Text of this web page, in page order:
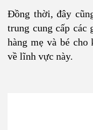
Đồng thời, đây
trung cung cấp các
hàng mẹ và bé cho
về lĩnh vực này.